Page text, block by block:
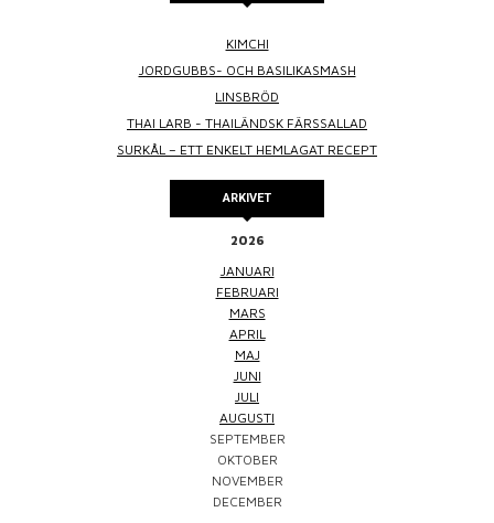
KIMCHI
JORDGUBBS- OCH BASILIKASMASH
LINSBRÖD
THAI LARB - THAILÄNDSK FÄRSSALLAD
SURKÅL – ETT ENKELT HEMLAGAT RECEPT
ARKIVET
2026
JANUARI
FEBRUARI
MARS
APRIL
MAJ
JUNI
JULI
AUGUSTI
SEPTEMBER
OKTOBER
NOVEMBER
DECEMBER